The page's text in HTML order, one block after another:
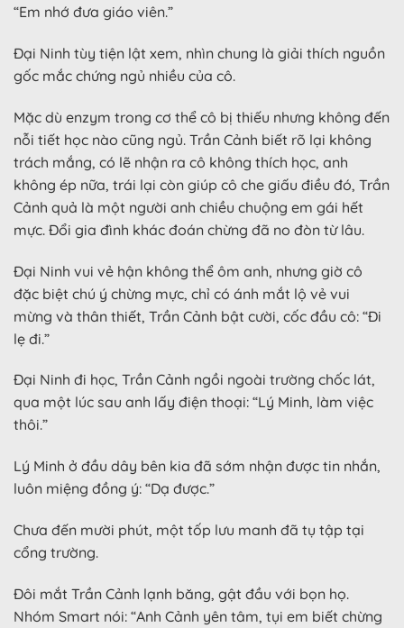
“Em nhớ đưa giáo viên.”
Đại Ninh tùy tiện lật xem, nhìn chung là giải thích nguồn
gốc mắc chứng ngủ nhiều của cô.
Mặc dù enzym trong cơ thể cô bị thiếu nhưng không đến
nỗi tiết học nào cũng ngủ. Trần Cảnh biết rõ lại không
trách mắng, có lẽ nhận ra cô không thích học, anh
không ép nữa, trái lại còn giúp cô che giấu điều đó, Trần
Cảnh quả là một người anh chiều chuộng em gái hết
mực. Đổi gia đình khác đoán chừng đã no đòn từ lâu.
Đại Ninh vui vẻ hận không thể ôm anh, nhưng giờ cô
đặc biệt chú ý chừng mực, chỉ có ánh mắt lộ vẻ vui
mừng và thân thiết, Trần Cảnh bật cười, cốc đầu cô: “Đi
lẹ đi.”
Đại Ninh đi học, Trần Cảnh ngồi ngoài trường chốc lát,
qua một lúc sau anh lấy điện thoại: “Lý Minh, làm việc
thôi.”
Lý Minh ở đầu dây bên kia đã sớm nhận được tin nhắn,
luôn miệng đồng ý: “Dạ được.”
Chưa đến mười phút, một tốp lưu manh đã tụ tập tại
cổng trường.
Đôi mắt Trần Cảnh lạnh băng, gật đầu với bọn họ.
Nhóm Smart nói: “Anh Cảnh yên tâm, tụi em biết chừng